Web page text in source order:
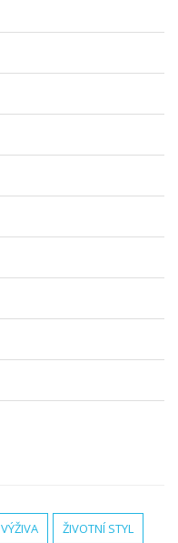
VÝŽIVA ŽIVOTNÍ STYL